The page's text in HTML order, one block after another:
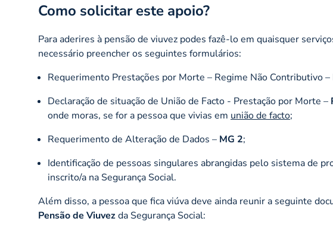
Como solicitar este apoio?
Para aderires à pensão de viuvez podes fazê-lo em quaisquer
necessário preencher os seguintes formulários:
Requerimento Prestações por Morte – Regime Não Contributivo –
Declaração de situação de União de Facto - Prestação por Morte –
onde moras, se for a pessoa que vivias em união de facto;
Requerimento de Alteração de Dados – MG 2;
Identificação de pessoas singulares abrangidas pelo sistema de
inscrito/a na Segurança Social.
Além disso, a pessoa que fica viúva deve ainda reunir a seguinte
Pensão de Viuvezda Segurança Social: